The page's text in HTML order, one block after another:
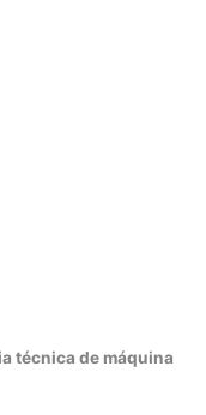
técnica de máquina